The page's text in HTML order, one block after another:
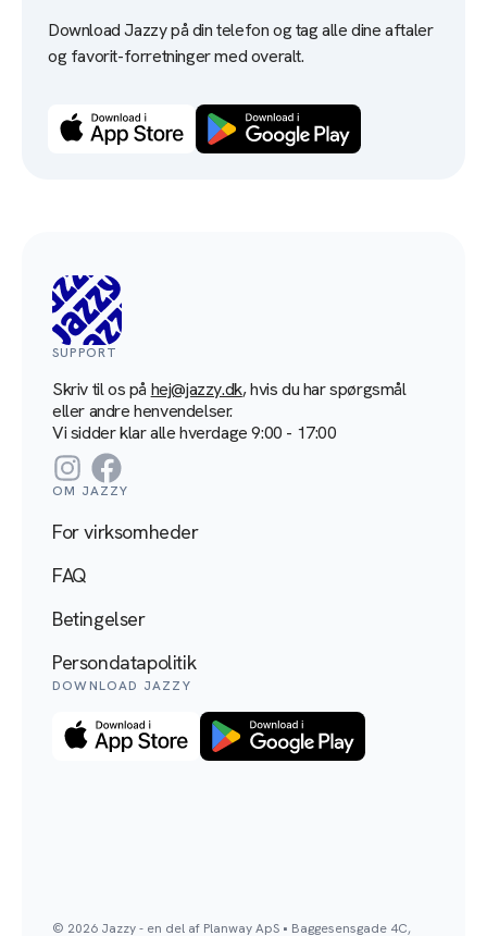
Download Jazzy på din telefon og tag alle dine aftaler
og favorit-forretninger med overalt.
SUPPORT
Skriv til os på hej@jazzy.dk, hvis du har spørgsmål
eller andre henvendelser.
Vi sidder klar alle hverdage 9:00 - 17:00
InstagramFacebook
OM JAZZY
For virksomheder
FAQ
Betingelser
Persondatapolitik
DOWNLOAD JAZZY
© 2026 Jazzy - en del af Planway ApS • Baggesensgade 4C,